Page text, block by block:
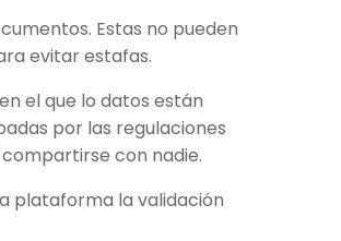
Estas no pueden
evitar estafas.
el que lo datos están
por las regulaciones
con nadie.
plataforma la validación